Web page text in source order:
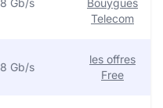
8 Gb/s
Bouygues
Telecom
8 Gb/s
les offres
Free